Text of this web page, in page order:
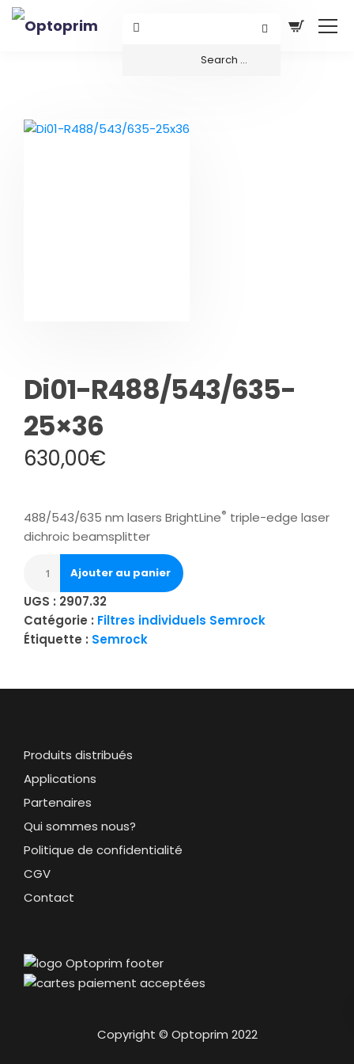
Di01-R488/543/635-
25×36
630,00€
488/543/635 nm lasers BrightLine® triple-edge laser
dichroic beamsplitter
Ajouter au panier
UGS : 2907.32
Catégorie : Filtres individuels Semrock
Étiquette : Semrock
Produits distribués
Applications
Partenaires
Qui sommes nous?
Politique de confidentialité
CGV
Contact
Copyright © Optoprim 2022